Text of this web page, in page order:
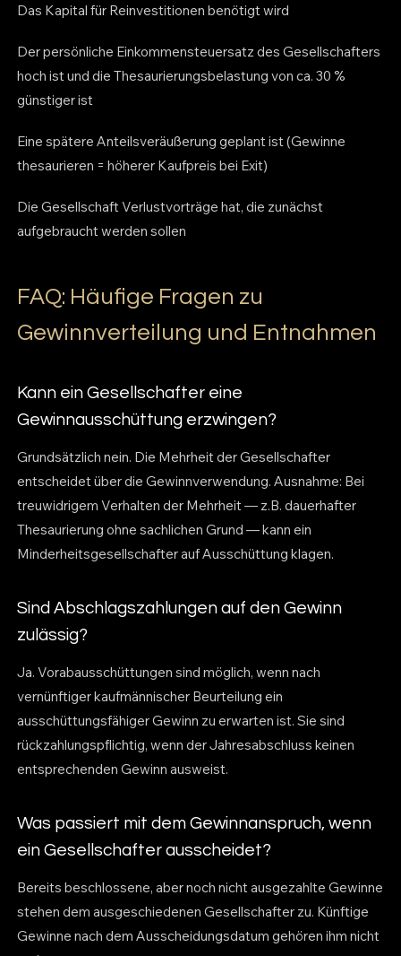
Das Kapital für Reinvestitionen benötigt wird
Der persönliche Einkommensteuersatz des Gesellschafters
hoch ist und die Thesaurierungsbelastung von ca. 30 %
günstiger ist
Eine spätere Anteilsveräußerung geplant ist (Gewinne
thesaurieren = höherer Kaufpreis bei Exit)
Die Gesellschaft Verlustvorträge hat, die zunächst
aufgebraucht werden sollen
FAQ: Häufige Fragen zu
Gewinnverteilung und Entnahmen
Kann ein Gesellschafter eine
Gewinnausschüttung erzwingen?
Grundsätzlich nein. Die Mehrheit der Gesellschafter
entscheidet über die Gewinnverwendung. Ausnahme: Bei
treuwidrigem Verhalten der Mehrheit — z.B. dauerhafter
Thesaurierung ohne sachlichen Grund — kann ein
Minderheitsgesellschafter auf Ausschüttung klagen.
Sind Abschlagszahlungen auf den Gewinn
zulässig?
Ja. Vorabausschüttungen sind möglich, wenn nach
vernünftiger kaufmännischer Beurteilung ein
ausschüttungsfähiger Gewinn zu erwarten ist. Sie sind
rückzahlungspflichtig, wenn der Jahresabschluss keinen
entsprechenden Gewinn ausweist.
Was passiert mit dem Gewinnanspruch, wenn
ein Gesellschafter ausscheidet?
Bereits beschlossene, aber noch nicht ausgezahlte Gewinne
stehen dem ausgeschiedenen Gesellschafter zu. Künftige
Gewinne nach dem Ausscheidungsdatum gehören ihm nicht